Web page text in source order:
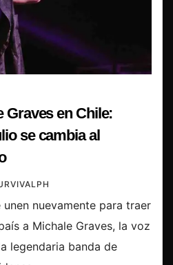
Graves en Chile:
se cambia al
unen nuevamente para traer
a Michale Graves, la voz
legendaria banda de